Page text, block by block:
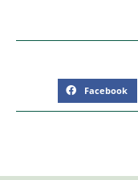
Facebook